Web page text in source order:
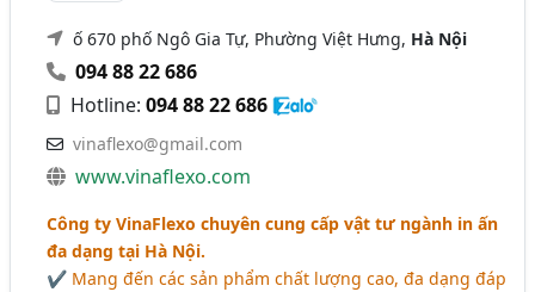
ố 670 phố Ngô Gia Tự, Phường Việt Hưng, Hà Nội
094 88 22 686
Hotline:094 88 22 686
vinaflexo@gmail.com
www.vinaflexo.com
Công ty VinaFlexo chuyên cung cấp vật tư ngành in ấn
đa dạng tại Hà Nội.
✔ Mang đến các sản phẩm chất lượng cao, đa dạng đáp